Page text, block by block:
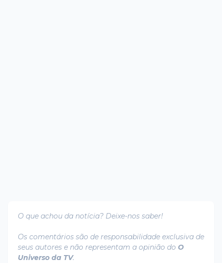
O que achou da notícia? Deixe-nos saber!
Os comentários são de responsabilidade exclusiva de
seus autores e não representam a opinião do O
Universo da TV.